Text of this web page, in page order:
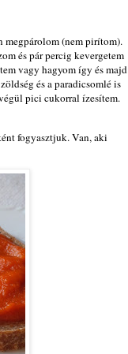
megpárolom (nem pirítom).
és pár percig kevergetem
vagy hagyom így és majd
és a paradicsomlé is
pici cukorral ízesítem.
fogyasztjuk. Van, aki